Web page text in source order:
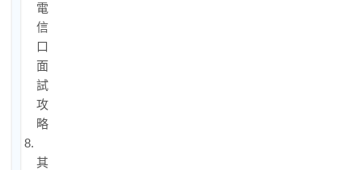
電
信
口
面
試
攻
略
8.
其